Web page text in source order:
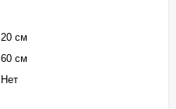
20 см
60 см
Нет